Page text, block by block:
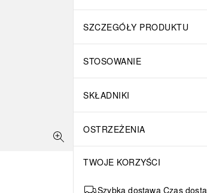
SZCZEGÓŁY PRODUKTU
STOSOWANIE
SKŁADNIKI
OSTRZEŻENIA
TWOJE KORZYŚCI
Szybka dostawa Czas